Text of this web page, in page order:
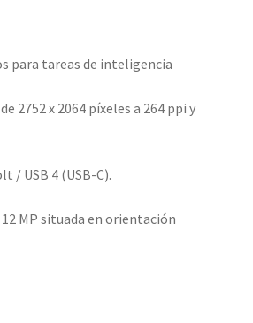
para tareas de inteligencia
2752 x 2064 píxeles a 264 ppi y
/ USB 4 (USB-C).
MP situada en orientación